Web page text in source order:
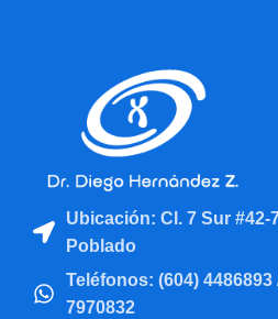
Ubicación: Cl. 7 Sur #42-
Poblado
Teléfonos: (604) 4486893
7970832